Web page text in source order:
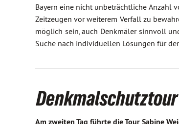
Bayern eine nicht unbeträchtliche Anzahl
Zeitzeugen vor weiterem Verfall zu
möglich sein, auch Denkmäler sinnvoll
Suche nach individuellen Lösungen für
Denkmalschutztour
Am zweiten Tag führte die Tour Sabine